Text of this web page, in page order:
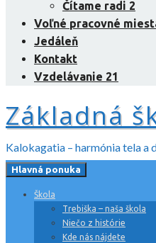
Čítame radi 2
Voľné pracovné
Jedáleň
Kontakt
Vzdelávanie 21
Základná
Kalokagatia – harmónia tela a
Hlavná ponuka
Škola
Trebiška – naša škola
Niečo z histórie
Kde nás nájdete